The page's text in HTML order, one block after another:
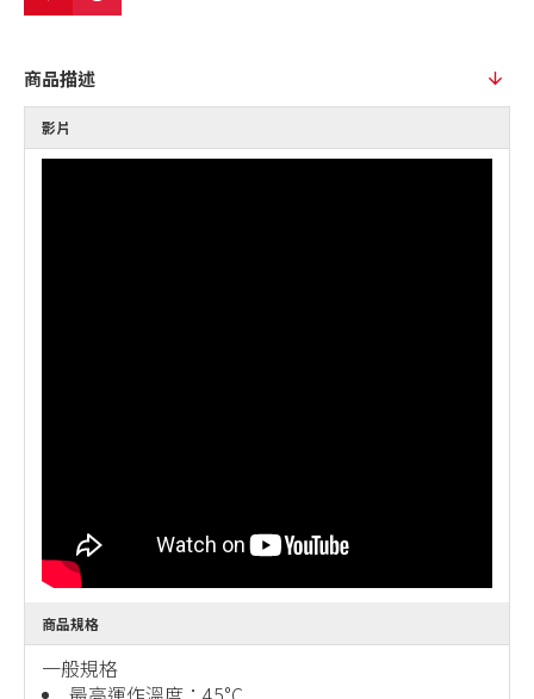
商品描述
影片
商品規格
一般規格